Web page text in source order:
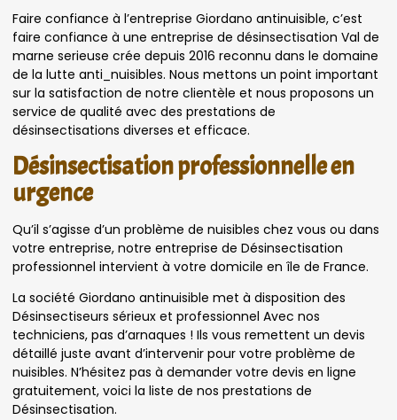
Faire confiance à l’entreprise Giordano antinuisible, c’est
faire confiance à une entreprise de désinsectisation Val de
marne serieuse crée depuis 2016 reconnu dans le domaine
de la lutte anti_nuisibles. Nous mettons un point important
sur la satisfaction de notre clientèle et nous proposons un
service de qualité avec des prestations de
désinsectisations diverses et efficace.
Désinsectisation professionnelle en
urgence
Qu’il s’agisse d’un problème de nuisibles chez vous ou dans
votre entreprise, notre entreprise de Désinsectisation
professionnel intervient à votre domicile en île de France.
La société Giordano antinuisible met à disposition des
Désinsectiseurs sérieux et professionnel Avec nos
techniciens, pas d’arnaques ! Ils vous remettent un devis
détaillé juste avant d’intervenir pour votre problème de
nuisibles. N’hésitez pas à demander votre devis en ligne
gratuitement, voici la liste de nos prestations de
Désinsectisation.